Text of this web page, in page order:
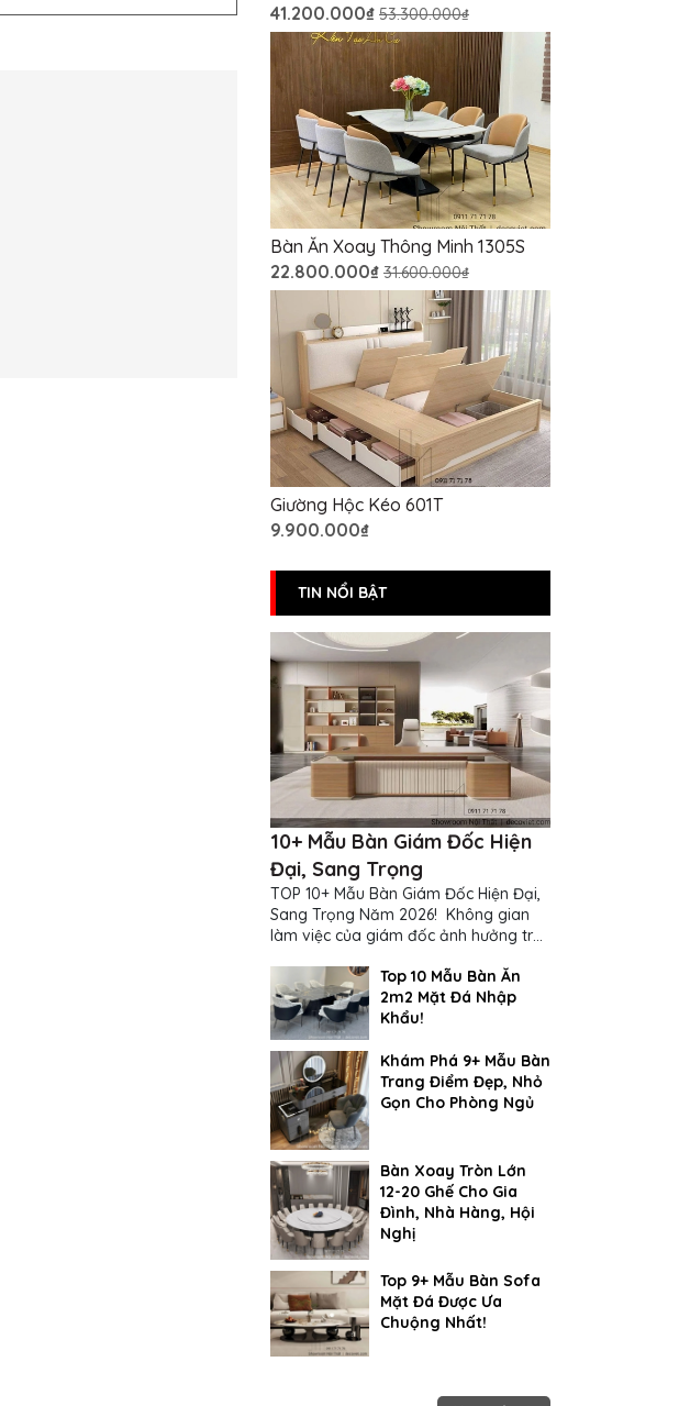
41.200.000₫ 53.300.000₫
Bàn Ăn Xoay Thông Minh 1305S
22.800.000₫ 31.600.000₫
Giường Hộc Kéo 601T
9.900.000₫
TIN NỔI BẬT
10+ Mẫu Bàn Giám Đốc Hiện
Đại, Sang Trọng
TOP 10+ Mẫu Bàn Giám Đốc Hiện Đại,
Sang Trọng Năm 2026! Không gian
làm việc của giám đốc ảnh hưởng trực
Top 10 Mẫu Bàn Ăn
2m2 Mặt Đá Nhập
Khẩu!
Khám Phá 9+ Mẫu Bàn
Trang Điểm Đẹp, Nhỏ
Gọn Cho Phòng Ngủ
Bàn Xoay Tròn Lớn
12-20 Ghế Cho Gia
Đình, Nhà Hàng, Hội
Nghị
Top 9+ Mẫu Bàn Sofa
Mặt Đá Được Ưa
Chuộng Nhất!